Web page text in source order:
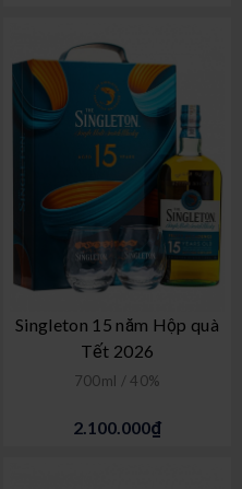
Singleton 15 năm Hộp quà
Tết 2026
700ml / 40%
2.100.000₫